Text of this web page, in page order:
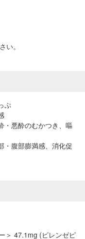
い。
ぷ
・悪酔のむかつき、嘔
・腹部膨満感、消化促
＞ 47.1mg (ピレンゼピ